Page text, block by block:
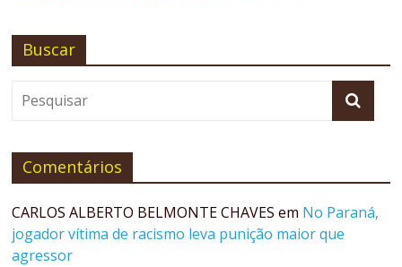
Buscar
Comentários
CARLOS ALBERTO BELMONTE CHAVES em No Paraná,
jogador vítima de racismo leva punição maior que
agressor